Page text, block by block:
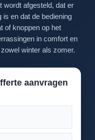
wordt afgesteld, dat er
is en dat de bediening
of knoppen op het
in comfort en
winter als zomer.
aanvragen